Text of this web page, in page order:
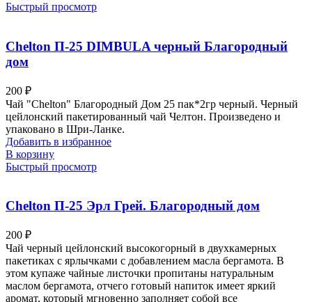
Быстрый просмотр
Chelton П-25 DIMBULA черный Благородный
дом
200 ₽
Чай "Chelton" Благородный Дом 25 пак*2гр черный. Черный
цейлонский пакетированный чай Челтон. Произведено и
упаковано в Шри-Ланке.
Добавить в избранное
В корзину
Быстрый просмотр
Chelton П-25 Эрл Грей. Благородный дом
200 ₽
Чай черный цейлонский высокогорный в двухкамерных
пакетиках с ярлычками с добавлением масла бергамота. В
этом купаже чайные листочки пропитаны натуральным
маслом бергамота, отчего готовый напиток имеет яркий
аромат, который мгновенно заполняет собой все